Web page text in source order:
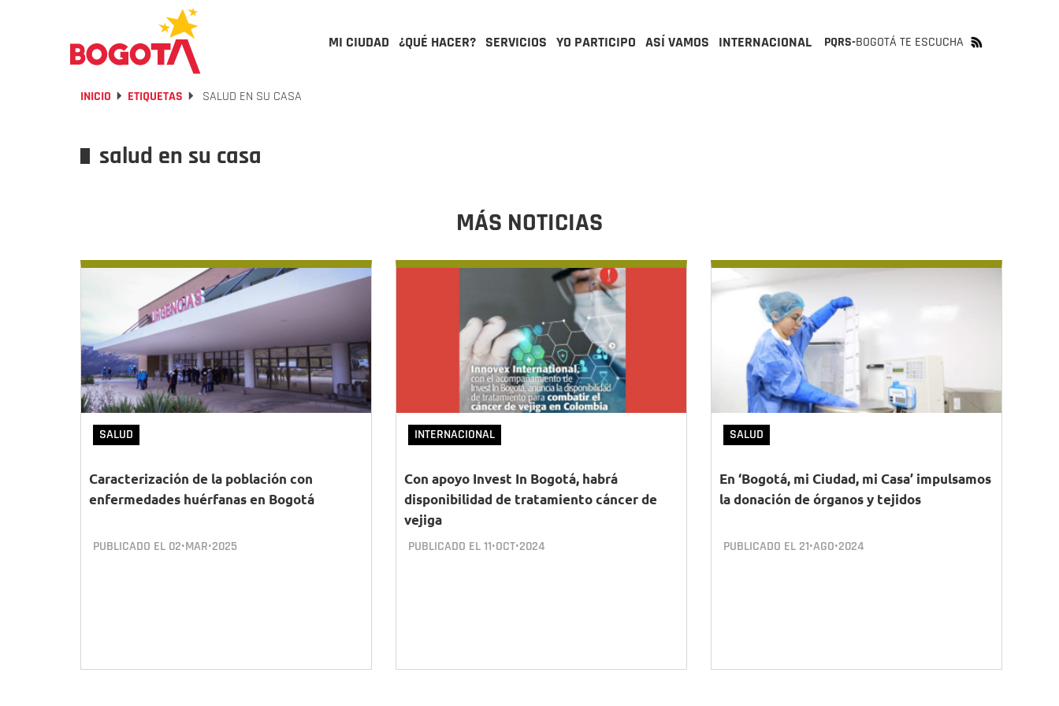
MI CIUDAD ¿QUÉ HACER? SERVICIOS YO PARTICIPO ASÍ VAMOS INTERNACIONAL PQRS-BOGOTÁ TE ESCUCHA
INICIO ETIQUETAS SALUD EN SU CASA
salud en su casa
MÁS NOTICIAS
SALUD
Caracterización de la población con
enfermedades huérfanas en Bogotá
PUBLICADO EL 02•MAR•2025
INTERNACIONAL
Con apoyo Invest In Bogotá, habrá
disponibilidad de tratamiento cáncer de
vejiga
PUBLICADO EL11•OCT•2024
SALUD
En ‘Bogotá, mi Ciudad, mi Casa’ impulsamos
la donación de órganos y tejidos
PUBLICADO EL 21•AGO•2024